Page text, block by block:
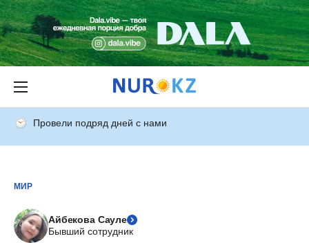
Провели подряд дней с нами
МИР
Айбекова Сауле
Бывший сотрудник